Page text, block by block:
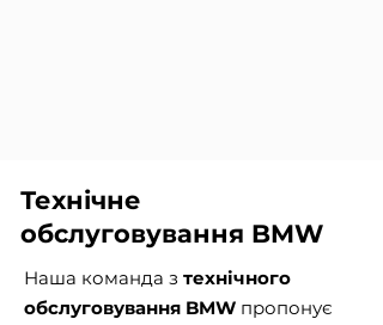
Технічне
обслуговування BMW
Наша команда з технічного
обслуговування BMW пропонує